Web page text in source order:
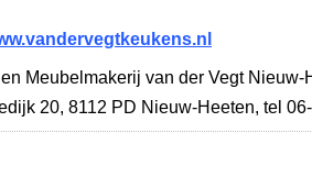
Meubelmakerij van der Vegt Nieuw-
20, 8112 PD Nieuw-Heeten, tel